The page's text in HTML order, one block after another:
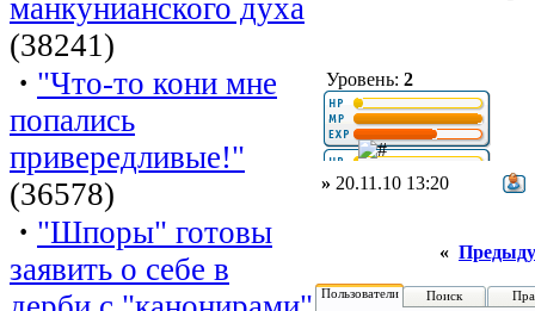
манкунианского духа
(38241)
· "Что-то кони мне
попались
привередливые!"
(36578)
· "Шпоры" готовы
заявить о себе в
Уровень: 2
» 20.11.10 13:20
«
Пользователи Поиск